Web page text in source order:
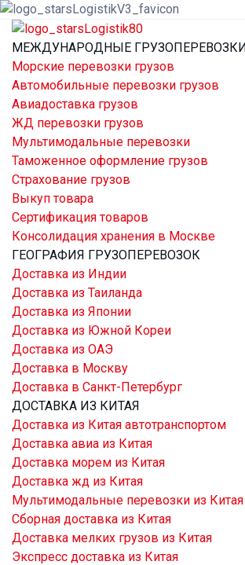
МЕЖДУНАРОДНЫЕ
Морские перевозки грузов
Автомобильные перевозки грузов
Авиадоставка грузов
ЖД перевозки грузов
Мультимодальные перевозки
Таможенное оформление грузов
Страхование грузов
Выкуп товара
Сертификация товаров
Консолидация хранения в Москве
ГЕОГРАФИЯ ГРУЗОПЕРЕВОЗОК
Доставка из Индии
Доставка из Таиланда
Доставка из Японии
Доставка из Южной Кореи
Доставка из ОАЭ
Доставка в Москву
Доставка в Санкт-Петербург
ДОСТАВКА ИЗ КИТАЯ
Доставка из Китая автотранспортом
Доставка авиа из Китая
Доставка морем из Китая
Доставка жд из Китая
Мультимодальные перевозки из Китая
Сборная доставка из Китая
Доставка мелких грузов из Китая
Экспресс доставка из Китая